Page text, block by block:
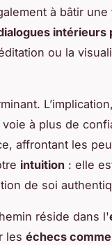
à bâtir
intérieurs
ou la
à plus de
affrontant les
intuition : elle
de soi
réside dans l'
les échecs